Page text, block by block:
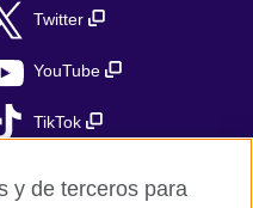
Twitter
YouTube
TikTok
y de terceros para